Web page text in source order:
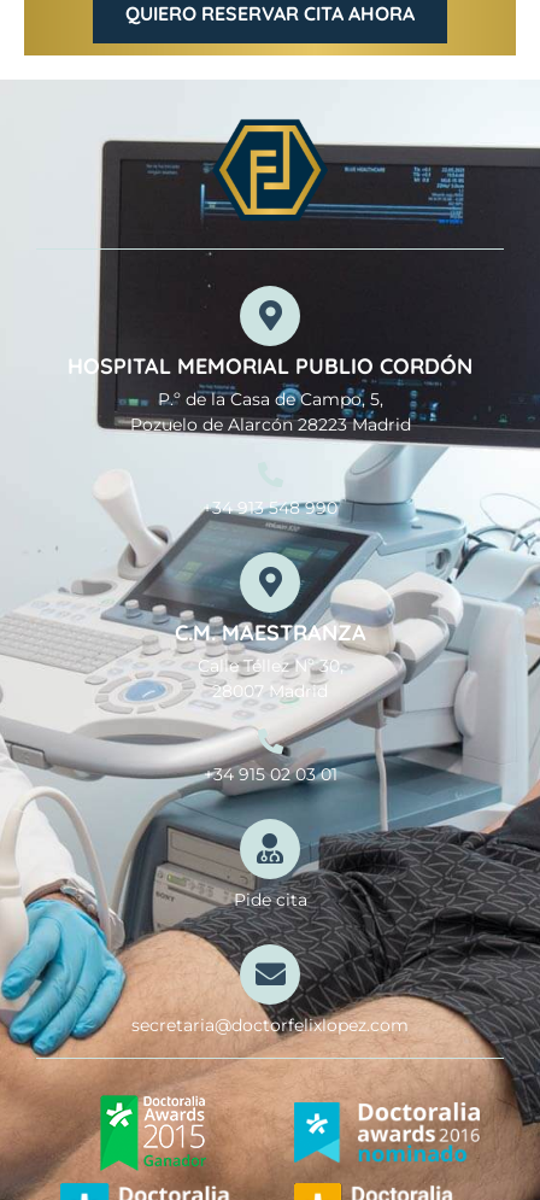
QUIERO RESERVAR CITA AHORA
HOSPITAL MEMORIAL PUBLIO CORDÓN
P.º de la Casa de Campo, 5,
Pozuelo de Alarcón 28223 Madrid
+34 913 548 990
C.M. MAESTRANZA
Calle Téllez Nº 30,
28007 Madrid
+34 915 02 03 01
Pide cita
secretaria@doctorfelixlopez.com